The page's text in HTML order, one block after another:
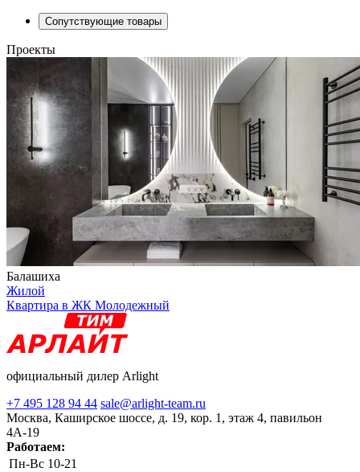
Сопутствующие товары
Проекты
Балашиха
Жилой
Квартира в ЖК Молодежный
официальный дилер Arlight
+7 495 128 94 44 sale@arlight-team.ru
Москва, Каширское шоссе, д. 19, кор. 1, этаж 4, павильон
4А-19
Работаем:
Пн-Вс 10-21